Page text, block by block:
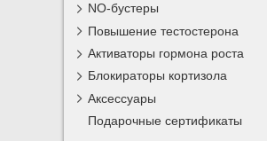
NO-бустеры
Повышение тестостерона
Активаторы гормона роста
Блокираторы кортизола
Аксессуары
Подарочные сертификаты